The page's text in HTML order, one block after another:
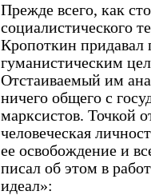
Прежде всего, как
социалистического
Кропоткин придавал
гуманистическим
Отстаиваемый им
ничего общего с
марксистов. Точкой
человеческая
ее освобождение и
писал об этом в
идеал»: